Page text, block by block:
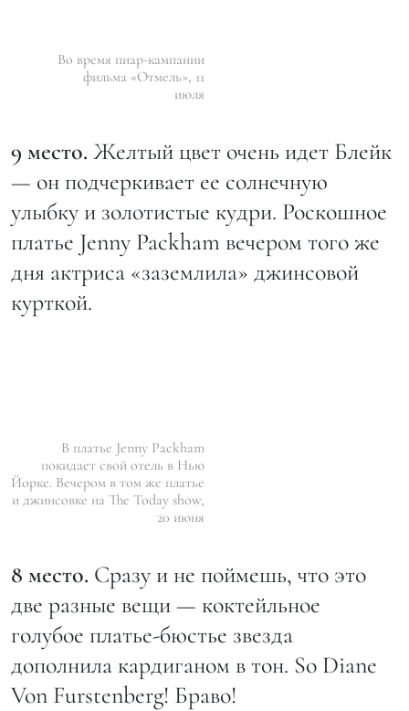
Во время пиар-кампании
фильма «Отмель», 11
июля
9 место. Желтый цвет очень идет Блейк
— он подчеркивает ее солнечную
улыбку и золотистые кудри. Роскошное
платье Jenny Packham вечером того же
дня актриса «заземлила» джинсовой
курткой.
В платье Jenny Packham
покидает свой отель в Нью
Йорке. Вечером в том же платье
и джинсовке на The Today show,
20 июня
8 место. Сразу и не поймешь, что это
две разные вещи — коктейльное
голубое платье-бюстье звезда
дополнила кардиганом в тон. So Diane
Von Furstenberg! Браво!